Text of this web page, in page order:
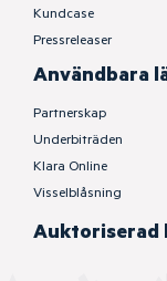
Kundcase
Pressreleaser
Användbara
Partnerskap
Underbiträden
Klara Online
Visselblåsning
Auktoriserad